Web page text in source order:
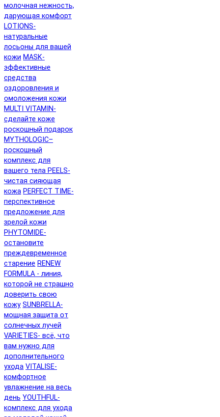
молочная нежность,
дарующая комфорт
LOTIONS-
натуральные
лосьоны для вашей
кожи MASK-
эффективные
средства
оздоровления и
омоложения кожи
MULTI VITAMIN-
сделайте коже
роскошный подарок
MYTHOLOGIC–
роскошный
комплекс для
вашего тела PEELS-
чистая сияющая
кожа PERFECT TIME-
перспективное
предложение для
зрелой кожи
PHYTOMIDE-
остановите
преждевременное
старение RENEW
FORMULA - линия,
которой не страшно
доверить свою
кожу SUNBRELLA-
мощная защита от
солнечных лучей
VARIETIES- всё, что
вам нужно для
дополнительного
ухода VITALISE-
комфортное
увлажнение на весь
день YOUTHFUL-
комплекс для ухода